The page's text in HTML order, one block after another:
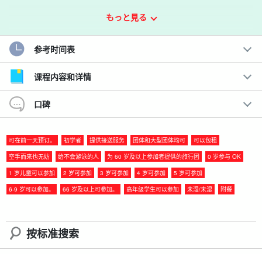
清澈蔚蓝的大海、洁白的沙滩、绿树环绕的小径，这些都是宫古岛
独有的最壮观的景点，旅途中的点点滴滴都被精心记录下来。
我们负责所有接送和拍摄安排，从您的住宿地接送！拍摄结束后，
您还可以在当地的咖啡馆或餐厅享用午餐。
建议。
欢迎 0 岁以上的成人参加！
◆包括接送服务
◆ 拍摄结束后，还包括一顿岛上美食午餐。
拍摄数据当天交付，可立即共享！
由具有国家资质的无人机飞行员从空中拍摄的非凡照片
もっと見る
参考时间表
课程内容和详情
口碑
可在前一天预订。 初学者 提供接送服务 团体和大型团体均可
可以包租
空手而来也无妨
给不会游泳的人 为 60 岁及以上参加者提供的旅行团
0 岁参与 OK
1 岁儿童可以参加
2 岁可参加 3 岁可参加 4 岁可参加
5 岁可参加
6-9 岁可以参加。
66 岁及以上可参加。 高年级学生可以参加 未湿/未湿 附餐
按标准搜索